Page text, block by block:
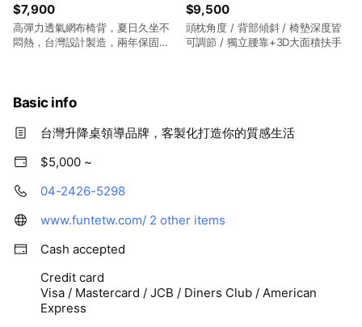
$7,900
高彈力透氣網布椅背，夏日久坐不
悶熱，台灣設計製造，兩年保固，
$9,500
頭枕角度 / 背部傾斜 / 椅墊深度皆
可調節 / 獨立腰靠+3D大面積扶手
Basic info
台灣升降桌領導品牌，客製化打造你的質感生活
$5,000 ~
04-2426-5298
www.funtetw.com/ 2 other items
Cash accepted
Credit card
Visa / Mastercard / JCB / Diners Club / American
Express